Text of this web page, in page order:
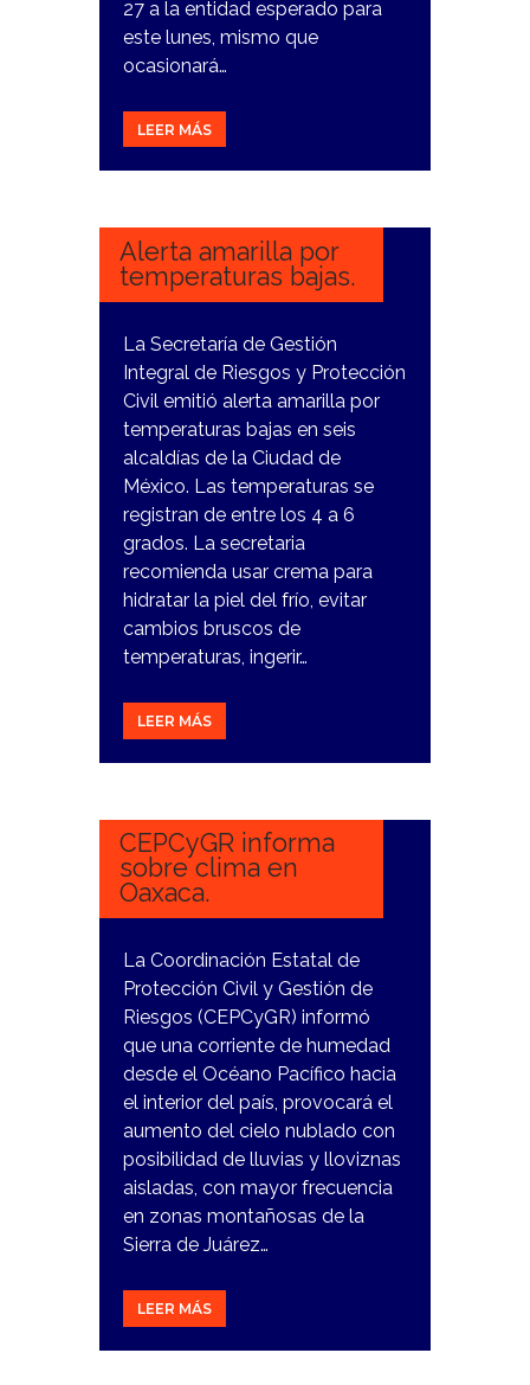
27 a la entidad esperado para
este lunes, mismo que
ocasionará…
LEER MÁS
15
Alerta amarilla por
temperaturas bajas.
La Secretaría de Gestión
Integral de Riesgos y Protección
Civil emitió alerta amarilla por
temperaturas bajas en seis
alcaldías de la Ciudad de
México. Las temperaturas se
registran de entre los 4 a 6
grados. La secretaria
recomienda usar crema para
hidratar la piel del frío, evitar
cambios bruscos de
temperaturas, ingerir…
LEER MÁS
14
CEPCyGR informa
sobre clima en
Oaxaca.
La Coordinación Estatal de
Protección Civil y Gestión de
Riesgos (CEPCyGR) informó
que una corriente de humedad
desde el Océano Pacífico hacia
el interior del país, provocará el
aumento del cielo nublado con
posibilidad de lluvias y lloviznas
aisladas, con mayor frecuencia
en zonas montañosas de la
Sierra de Juárez…
LEER MÁS
22